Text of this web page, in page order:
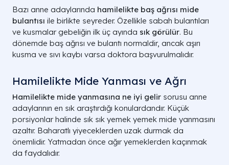
Bazı anne adaylarında hamilelikte baş ağrısı mide
bulantısı ile birlikte seyreder. Özellikle sabah bulantıları
ve kusmalar gebeliğin ilk üç ayında sık görülür. Bu
dönemde baş ağrısı ve bulantı normaldir, ancak aşırı
kusma ve sıvı kaybı varsa doktora başvurulmalıdır.
Hamilelikte Mide Yanması ve Ağrı
Hamilelikte mide yanmasına ne iyi gelir sorusu anne
adaylarının en sık araştırdığı konulardandır. Küçük
porsiyonlar halinde sık sık yemek yemek mide yanmasını
azaltır. Baharatlı yiyeceklerden uzak durmak da
önemlidir. Yatmadan önce ağır yemeklerden kaçınmak
da faydalıdır.